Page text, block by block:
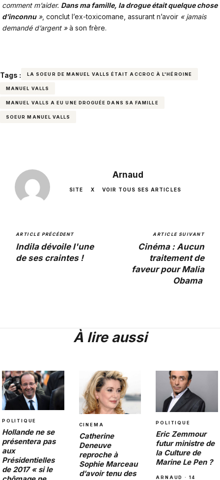
comment m’aider. Dans ma famille, la drogue était quelque chose
d’inconnu», conclut l’ex-toxicomane, assurant n’avoir « jamais
demandé d’argent »à son frère.
Tags : LA SOEUR DE MANUEL VALLS ÉTAIT ACCROC À L'HÉROINE
MANUEL VALLS
MANUEL VALLS A EU UNE DROGUÉE DANS SA FAMILLE
SOEUR MANUEL VALLS
Arnaud
SITE X VOIR TOUS SES ARTICLES
ARTICLE PRÉCÉDENT
Indila dévoile l'une
de ses craintes !
ARTICLE SUIVANT
Cinéma : Aucun
traitement de
faveur pour Malia
Obama
À lire aussi
POLITIQUE
Hollande ne se
présentera pas
aux
Présidentielles
de 2017 « si le
CINEMA
Catherine
Deneuve
reproche à
Sophie Marceau
d’avoir tenu des
POLITIQUE
Eric Zemmour
futur ministre de
la Culture de
Marine Le Pen ?
ARNAUD · 14